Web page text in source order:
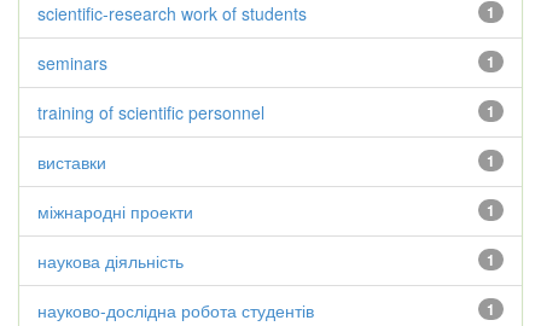
1
scientific-research work of students
1
seminars
1
training of scientific personnel
1
виставки
1
міжнародні проекти
1
наукова діяльність
1
науково-дослідна робота студентів